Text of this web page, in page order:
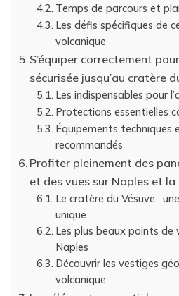
Temps de parcours et
Les défis spécifiques de
volcanique
S’équiper correctement
sécurisée jusqu’au cratère
Les indispensables pour
Protections essentielles
Équipements techniques
recommandés
Profiter pleinement des
et des vues sur Naples et la
Le cratère du Vésuve :
unique
Les plus beaux points de
Naples
Découvrir les vestiges
volcanique